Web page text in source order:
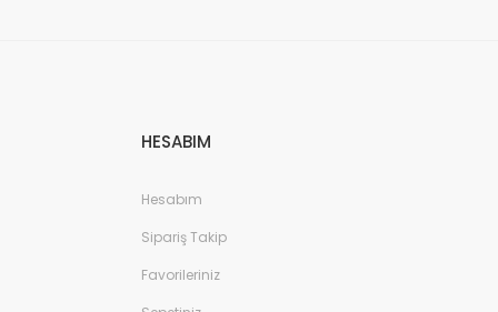
HESABIM
Hesabım
Sipariş Takip
Favorileriniz